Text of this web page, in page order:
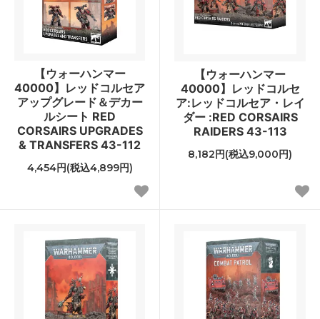
【ウォーハンマー
40000】レッドコルセア
アップグレード＆デカー
ルシート RED
CORSAIRS UPGRADES
& TRANSFERS 43-112
4,454円(税込4,899円)
【ウォーハンマー
40000】レッドコルセ
ア:レッドコルセア・レイ
ダー :RED CORSAIRS
RAIDERS 43-113
8,182円(税込9,000円)